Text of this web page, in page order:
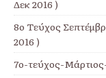
Δεκ 2016 )
8ο Τεύχος
2016 )
7ο-τεύχος-